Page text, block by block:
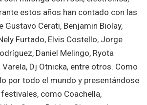
estos años han contado con las
Gustavo Cerati, Benjamin Biolay,
Furtado, Elvis Costello, Jorge
Daniel Melingo, Ryota
Dj Otnicka, entre otros. Como
por todo el mundo y presentándose
como Coachella,